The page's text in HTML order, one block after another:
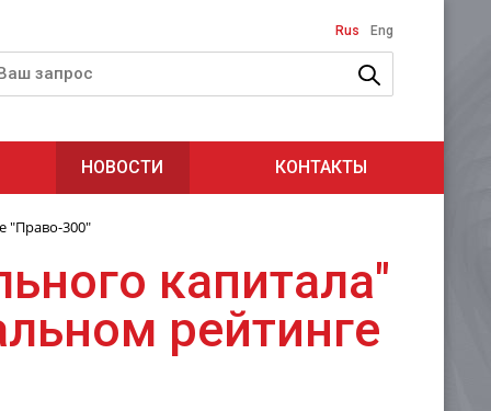
Rus Eng
НОВОСТИ КОНТАКТЫ
"Право-300"
капитала"
рейтинге